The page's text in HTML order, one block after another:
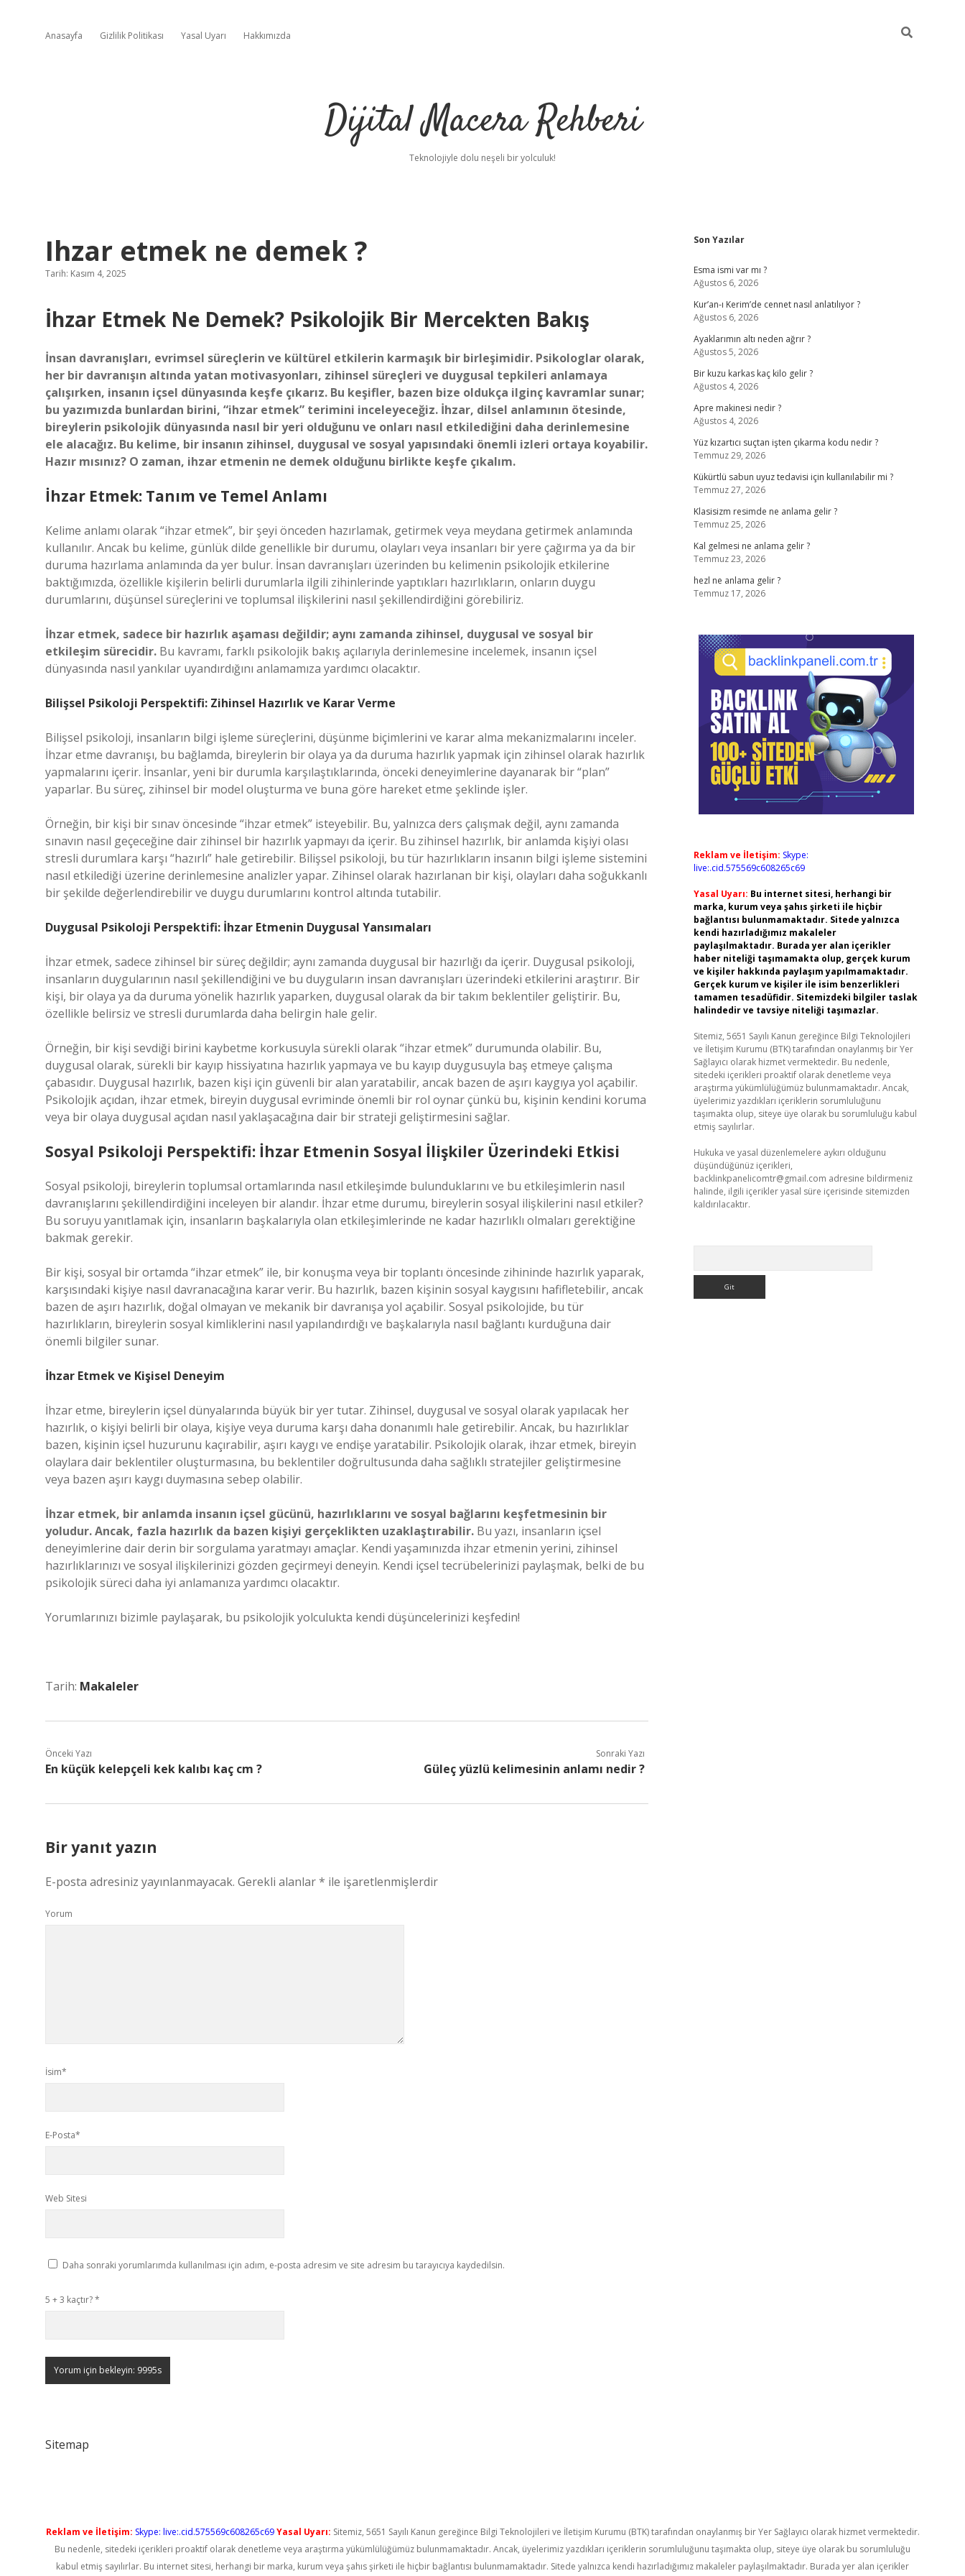
Anasayfa Gizlilik Politikası Yasal Uyarı Hakkımızda
Dijital Macera Rehberi
Teknolojiyle dolu neşeli bir yolculuk!
Ihzar etmek ne demek ?
Tarih: Kasım 4, 2025
İhzar Etmek Ne Demek? Psikolojik Bir Mercekten Bakış
İnsan davranışları, evrimsel süreçlerin ve kültürel etkilerin karmaşık bir birleşimidir. Psikologlar olarak,
her bir davranışın altında yatan motivasyonları, zihinsel süreçleri ve duygusal tepkileri anlamaya
çalışırken, insanın içsel dünyasında keşfe çıkarız. Bu keşifler, bazen bize oldukça ilginç kavramlar sunar;
bu yazımızda bunlardan birini, “ihzar etmek” terimini inceleyeceğiz. İhzar, dilsel anlamının ötesinde,
bireylerin psikolojik dünyasında nasıl bir yeri olduğunu ve onları nasıl etkilediğini daha derinlemesine
ele alacağız. Bu kelime, bir insanın zihinsel, duygusal ve sosyal yapısındaki önemli izleri ortaya koyabilir.
Hazır mısınız? O zaman, ihzar etmenin ne demek olduğunu birlikte keşfe çıkalım.
İhzar Etmek: Tanım ve Temel Anlamı
Kelime anlamı olarak “ihzar etmek”, bir şeyi önceden hazırlamak, getirmek veya meydana getirmek anlamında
kullanılır. Ancak bu kelime, günlük dilde genellikle bir durumu, olayları veya insanları bir yere çağırma ya da bir
duruma hazırlama anlamında da yer bulur. İnsan davranışları üzerinden bu kelimenin psikolojik etkilerine
baktığımızda, özellikle kişilerin belirli durumlarla ilgili zihinlerinde yaptıkları hazırlıkların, onların duygu
durumlarını, düşünsel süreçlerini ve toplumsal ilişkilerini nasıl şekillendirdiğini görebiliriz.
İhzar etmek, sadece bir hazırlık aşaması değildir; aynı zamanda zihinsel, duygusal ve sosyal bir
etkileşim sürecidir. Bu kavramı, farklı psikolojik bakış açılarıyla derinlemesine incelemek, insanın içsel
dünyasında nasıl yankılar uyandırdığını anlamamıza yardımcı olacaktır.
Bilişsel Psikoloji Perspektifi: Zihinsel Hazırlık ve Karar Verme
Bilişsel psikoloji, insanların bilgi işleme süreçlerini, düşünme biçimlerini ve karar alma mekanizmalarını inceler.
İhzar etme davranışı, bu bağlamda, bireylerin bir olaya ya da duruma hazırlık yapmak için zihinsel olarak hazırlık
yapmalarını içerir. İnsanlar, yeni bir durumla karşılaştıklarında, önceki deneyimlerine dayanarak bir “plan”
yaparlar. Bu süreç, zihinsel bir model oluşturma ve buna göre hareket etme şeklinde işler.
Örneğin, bir kişi bir sınav öncesinde “ihzar etmek” isteyebilir. Bu, yalnızca ders çalışmak değil, aynı zamanda
sınavın nasıl geçeceğine dair zihinsel bir hazırlık yapmayı da içerir. Bu zihinsel hazırlık, bir anlamda kişiyi olası
stresli durumlara karşı “hazırlı” hale getirebilir. Bilişsel psikoloji, bu tür hazırlıkların insanın bilgi işleme sistemini
nasıl etkilediği üzerine derinlemesine analizler yapar. Zihinsel olarak hazırlanan bir kişi, olayları daha soğukkanlı
bir şekilde değerlendirebilir ve duygu durumlarını kontrol altında tutabilir.
Duygusal Psikoloji Perspektifi: İhzar Etmenin Duygusal Yansımaları
İhzar etmek, sadece zihinsel bir süreç değildir; aynı zamanda duygusal bir hazırlığı da içerir. Duygusal psikoloji,
insanların duygularının nasıl şekillendiğini ve bu duyguların insan davranışları üzerindeki etkilerini araştırır. Bir
kişi, bir olaya ya da duruma yönelik hazırlık yaparken, duygusal olarak da bir takım beklentiler geliştirir. Bu,
özellikle belirsiz ve stresli durumlarda daha belirgin hale gelir.
Örneğin, bir kişi sevdiği birini kaybetme korkusuyla sürekli olarak “ihzar etmek” durumunda olabilir. Bu,
duygusal olarak, sürekli bir kayıp hissiyatına hazırlık yapmaya ve bu kayıp duygusuyla baş etmeye çalışma
çabasıdır. Duygusal hazırlık, bazen kişi için güvenli bir alan yaratabilir, ancak bazen de aşırı kaygıya yol açabilir.
Psikolojik açıdan, ihzar etmek, bireyin duygusal evriminde önemli bir rol oynar çünkü bu, kişinin kendini koruma
veya bir olaya duygusal açıdan nasıl yaklaşacağına dair bir strateji geliştirmesini sağlar.
Sosyal Psikoloji Perspektifi: İhzar Etmenin Sosyal İlişkiler Üzerindeki Etkisi
Sosyal psikoloji, bireylerin toplumsal ortamlarında nasıl etkileşimde bulunduklarını ve bu etkileşimlerin nasıl
davranışlarını şekillendirdiğini inceleyen bir alandır. İhzar etme durumu, bireylerin sosyal ilişkilerini nasıl etkiler?
Bu soruyu yanıtlamak için, insanların başkalarıyla olan etkileşimlerinde ne kadar hazırlıklı olmaları gerektiğine
bakmak gerekir.
Bir kişi, sosyal bir ortamda “ihzar etmek” ile, bir konuşma veya bir toplantı öncesinde zihininde hazırlık yaparak,
karşısındaki kişiye nasıl davranacağına karar verir. Bu hazırlık, bazen kişinin sosyal kaygısını hafifletebilir, ancak
bazen de aşırı hazırlık, doğal olmayan ve mekanik bir davranışa yol açabilir. Sosyal psikolojide, bu tür
hazırlıkların, bireylerin sosyal kimliklerini nasıl yapılandırdığı ve başkalarıyla nasıl bağlantı kurduğuna dair
önemli bilgiler sunar.
İhzar Etmek ve Kişisel Deneyim
İhzar etme, bireylerin içsel dünyalarında büyük bir yer tutar. Zihinsel, duygusal ve sosyal olarak yapılacak her
hazırlık, o kişiyi belirli bir olaya, kişiye veya duruma karşı daha donanımlı hale getirebilir. Ancak, bu hazırlıklar
bazen, kişinin içsel huzurunu kaçırabilir, aşırı kaygı ve endişe yaratabilir. Psikolojik olarak, ihzar etmek, bireyin
olaylara dair beklentiler oluşturmasına, bu beklentiler doğrultusunda daha sağlıklı stratejiler geliştirmesine
veya bazen aşırı kaygı duymasına sebep olabilir.
İhzar etmek, bir anlamda insanın içsel gücünü, hazırlıklarını ve sosyal bağlarını keşfetmesinin bir
yoludur. Ancak, fazla hazırlık da bazen kişiyi gerçeklikten uzaklaştırabilir. Bu yazı, insanların içsel
deneyimlerine dair derin bir sorgulama yaratmayı amaçlar. Kendi yaşamınızda ihzar etmenin yerini, zihinsel
hazırlıklarınızı ve sosyal ilişkilerinizi gözden geçirmeyi deneyin. Kendi içsel tecrübelerinizi paylaşmak, belki de bu
psikolojik süreci daha iyi anlamanıza yardımcı olacaktır.
Yorumlarınızı bizimle paylaşarak, bu psikolojik yolculukta kendi düşüncelerinizi keşfedin!
Tarih: Makaleler
Önceki Yazı
En küçük kelepçeli kek kalıbı kaç cm ?
Sonraki Yazı
Güleç yüzlü kelimesinin anlamı nedir ?
Bir yanıt yazın
E-posta adresiniz yayınlanmayacak. Gerekli alanlar* ile işaretlenmişlerdir
Yorum
İsim*
E-Posta*
Web Sitesi
Daha sonraki yorumlarımda kullanılması için adım, e-posta adresim ve site adresim bu tarayıcıya kaydedilsin.
5 + 3 kaçtır?*
Sitemap
Sidebar
Son Yazılar
Esma ismi var mı ?
Ağustos 6, 2026
Kur’an-ı Kerim’de cennet nasıl anlatılıyor ?
Ağustos 6, 2026
Ayaklarımın altı neden ağrır ?
Ağustos 5, 2026
Bir kuzu karkas kaç kilo gelir ?
Ağustos 4, 2026
Apre makinesi nedir ?
Ağustos 4, 2026
Yüz kızartıcı suçtan işten çıkarma kodu nedir ?
Temmuz 29, 2026
Kükürtlü sabun uyuz tedavisi için kullanılabilir mi ?
Temmuz 27, 2026
Klasisizm resimde ne anlama gelir ?
Temmuz 25, 2026
Kal gelmesi ne anlama gelir ?
Temmuz 23, 2026
hezl ne anlama gelir ?
Temmuz 17, 2026
Reklam ve İletişim: Skype:
live:.cid.575569c608265c69
Yasal Uyarı: Bu internet sitesi, herhangi bir
marka, kurum veya şahıs şirketi ile hiçbir
bağlantısı bulunmamaktadır. Sitede yalnızca
kendi hazırladığımız makaleler
paylaşılmaktadır. Burada yer alan içerikler
haber niteliği taşımamakta olup, gerçek kurum
ve kişiler hakkında paylaşım yapılmamaktadır.
Gerçek kurum ve kişiler ile isim benzerlikleri
tamamen tesadüfidir. Sitemizdeki bilgiler taslak
halindedir ve tavsiye niteliği taşımazlar.
Sitemiz, 5651 Sayılı Kanun gereğince Bilgi Teknolojileri
ve İletişim Kurumu (BTK) tarafından onaylanmış bir Yer
Sağlayıcı olarak hizmet vermektedir. Bu nedenle,
sitedeki içerikleri proaktif olarak denetleme veya
araştırma yükümlülüğümüz bulunmamaktadır. Ancak,
üyelerimiz yazdıkları içeriklerin sorumluluğunu
taşımakta olup, siteye üye olarak bu sorumluluğu kabul
etmiş sayılırlar.
Hukuka ve yasal düzenlemelere aykırı olduğunu
düşündüğünüz içerikleri,
backlinkpanelicomtr@gmail.com adresine bildirmeniz
halinde, ilgili içerikler yasal süre içerisinde sitemizden
kaldırılacaktır.
Reklam ve İletişim: Skype: live:.cid.575569c608265c69 Yasal Uyarı: Sitemiz, 5651 Sayılı Kanun gereğince Bilgi Teknolojileri ve İletişim Kurumu (BTK) tarafından onaylanmış bir Yer Sağlayıcı olarak hizmet vermektedir.
Bu nedenle, sitedeki içerikleri proaktif olarak denetleme veya araştırma yükümlülüğümüz bulunmamaktadır. Ancak, üyelerimiz yazdıkları içeriklerin sorumluluğunu taşımakta olup, siteye üye olarak bu sorumluluğu
kabul etmiş sayılırlar. Bu internet sitesi, herhangi bir marka, kurum veya şahıs şirketi ile hiçbir bağlantısı bulunmamaktadır. Sitede yalnızca kendi hazırladığımız makaleler paylaşılmaktadır. Burada yer alan içerikler